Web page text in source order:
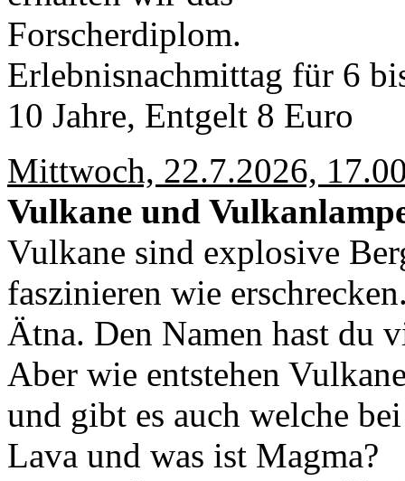
Forscherdiplom.
Erlebnisnachmittag für 6
10 Jahre, Entgelt 8 Euro
Mittwoch, 22.7.2026,
Vulkane und
Vulkane sind explosive
faszinieren wie
Ätna. Den Namen hast du
Aber wie entstehen
und gibt es auch welche
Lava und was ist Magma?